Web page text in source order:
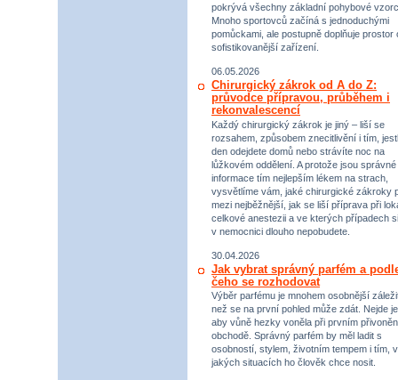
pokrývá všechny základní pohybové
Mnoho sportovců začíná s jednoduchými
pomůckami, ale postupně doplňuje prostor
sofistikovanější zařízení.
06.05.2026
Chirurgický zákrok od A do Z:
průvodce přípravou, průběhem i
rekonvalescencí
Každý chirurgický zákrok je jiný – liší se
rozsahem, způsobem znecitlivění i tím,
den odejdete domů nebo strávíte noc na
lůžkovém oddělení. A protože jsou správné
informace tím nejlepším lékem na strach,
vysvětlíme vám, jaké chirurgické zákroky
mezi nejběžnější, jak se liší příprava při
celkové anestezii a ve kterých případech si
v nemocnici dlouho nepobudete.
30.04.2026
Jak vybrat správný parfém a
čeho se rozhodovat
Výběr parfému je mnohem osobnější
než se na první pohled může zdát. Nejde
aby vůně hezky voněla při prvním
obchodě. Správný parfém by měl ladit s
osobností, stylem, životním tempem i tím, v
jakých situacích ho člověk chce nosit.